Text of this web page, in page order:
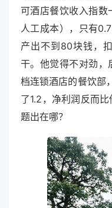
可酒店餐饮收入指数
人工成本），只有
产出不到80块钱，
干。他觉得不对劲，
档连锁酒店的餐饮部
了1.2，净利润反而
题出在哪？